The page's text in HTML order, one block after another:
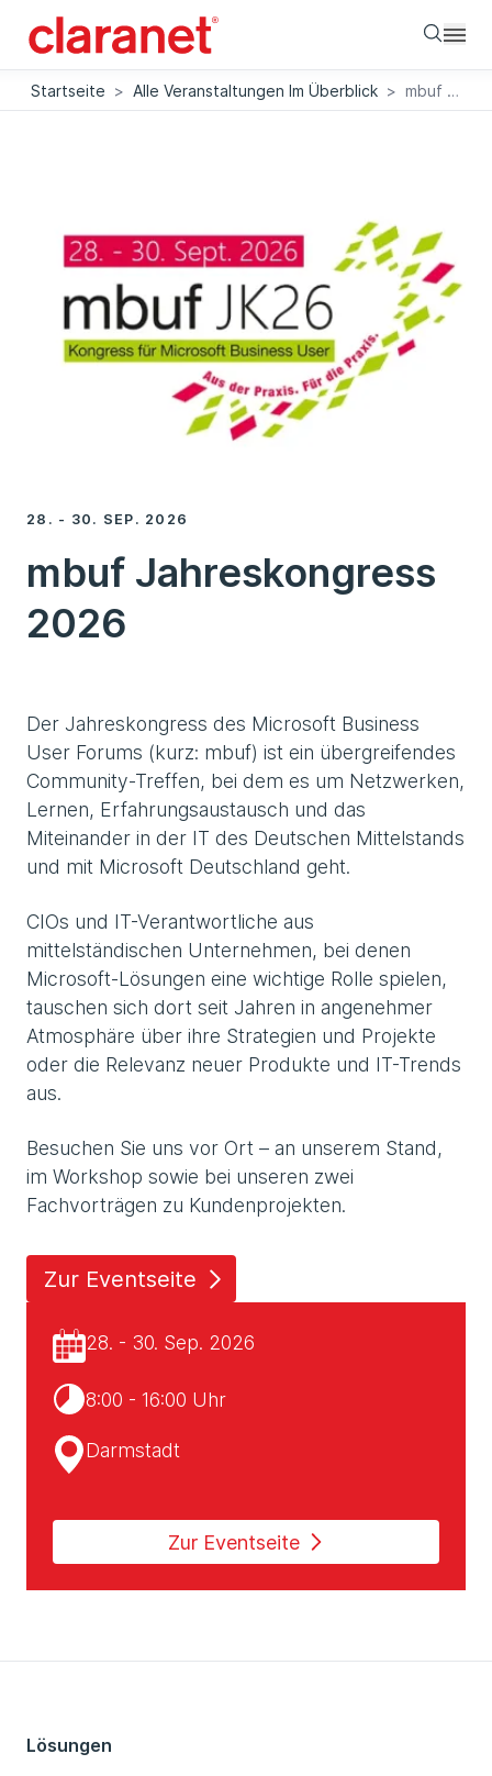
Startseite > Alle Veranstaltungen Im Überblick > mbuf Jahreskongress 2026
28. - 30. SEP. 2026
mbuf Jahreskongress
2026
Der Jahreskongress des Microsoft Business
User Forums (kurz: mbuf) ist ein übergreifendes
Community-Treffen, bei dem es um Netzwerken,
Lernen, Erfahrungsaustausch und das
Miteinander in der IT des Deutschen Mittelstands
und mit Microsoft Deutschland geht.
CIOs und IT-Verantwortliche aus
mittelständischen Unternehmen, bei denen
Microsoft-Lösungen eine wichtige Rolle spielen,
tauschen sich dort seit Jahren in angenehmer
Atmosphäre über ihre Strategien und Projekte
oder die Relevanz neuer Produkte und IT-Trends
aus.
Besuchen Sie uns vor Ort – an unserem Stand,
im Workshop sowie bei unseren zwei
Fachvorträgen zu Kundenprojekten.
Zur Eventseite
28. - 30. Sep. 2026
8:00 - 16:00 Uhr
Darmstadt
Zur Eventseite
Lösungen